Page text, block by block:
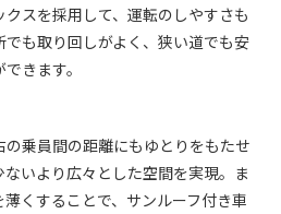
スを採用して、運転のしやすさも
も取り回しがよく、狭い道でも安
きます。
乗員間の距離にもゆとりをもたせ
いより広々とした空間を実現。ま
くすることで、サンルーフ付き車